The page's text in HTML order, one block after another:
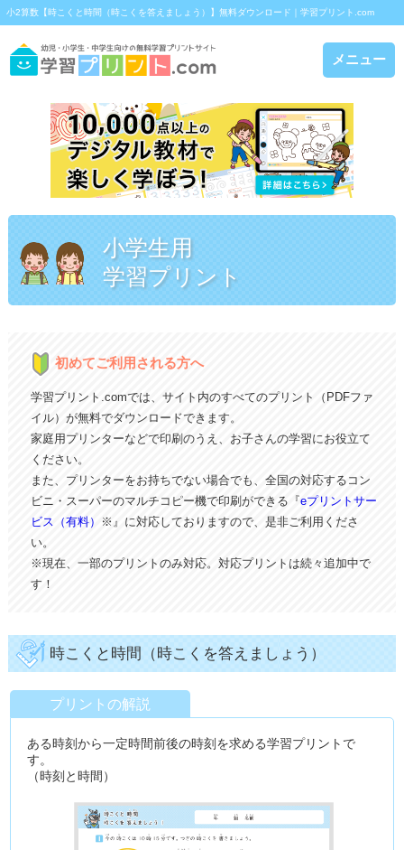
小2算数【時こくと時間（時こくを答えましょう）】無料ダウンロード｜学習プリント.com
メニュー
小学生用
学習プリント
初めてご利用される方へ
学習プリント.comでは、サイト内のすべてのプリント（PDFファ
イル）が無料でダウンロードできます。
家庭用プリンターなどで印刷のうえ、お子さんの学習にお役立て
ください。
また、プリンターをお持ちでない場合でも、全国の対応するコン
ビニ・スーパーのマルチコピー機で印刷ができる『eプリントサー
ビス（有料）
※』に対応しておりますので、是非ご利用くださ
い。
※現在、一部のプリントのみ対応。対応プリントは続々追加中で
す！
時こくと時間（時こくを答えましょう）
プリントの解説
ある時刻から一定時間前後の時刻を求める学習プリントで
す。
（時刻と時間）